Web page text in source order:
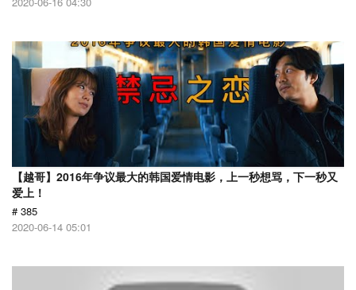
【越哥】2016年争议最大的韩国爱情电影，上一秒想骂，下一秒又
爱上！
# 385
2020-06-14 05:01